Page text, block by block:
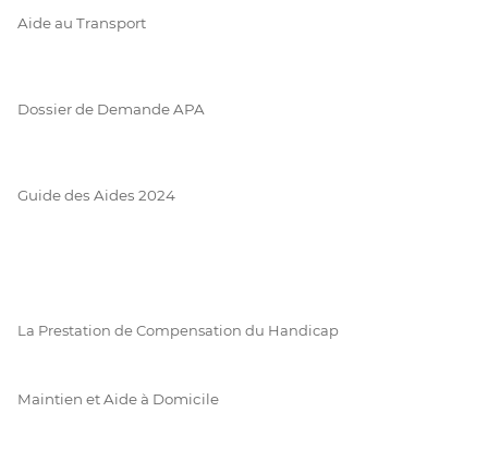
Aide au Transport
Dossier de Demande APA
Guide des Aides 2024
La Prestation de Compensation du Handicap
Maintien et Aide à Domicile